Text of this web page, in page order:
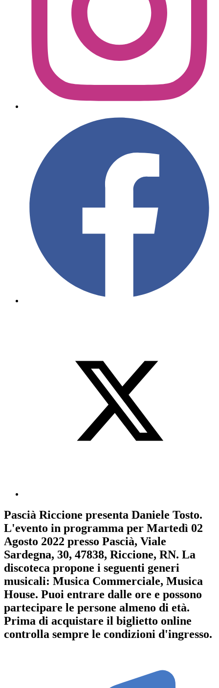
Pascià Riccione presenta Daniele Tosto.
L'evento in programma per Martedì 02
Agosto 2022 presso Pascià, Viale
Sardegna, 30, 47838, Riccione, RN. La
discoteca propone i seguenti generi
musicali: Musica Commerciale, Musica
House. Puoi entrare dalle ore e possono
partecipare le persone almeno di età.
Prima di acquistare il biglietto online
controlla sempre le condizioni d'ingresso.